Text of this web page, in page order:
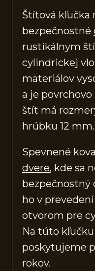
Štítová kľučka
bezpečnostné
rustikálnym
cylindrickej
materiálov
a je
štít má
hrúbku 12 mm.
Spevnené
dvere, kde sa
bezpečnostný
ho v
otvorom pre
Na túto
poskytujeme
rokov.